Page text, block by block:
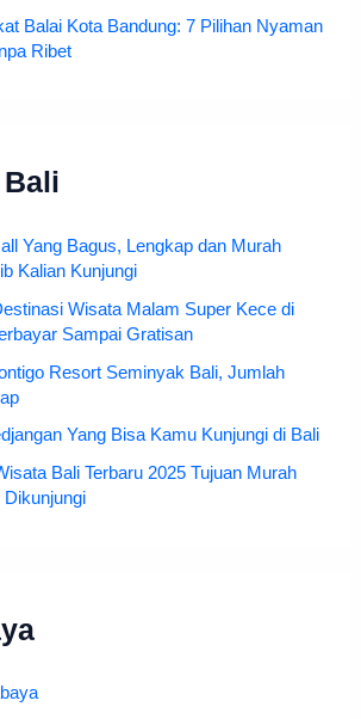
Balai Kota Bandung: 7 Pilihan Nyaman
Ribet
Yang Bagus, Lengkap dan Murah
Kalian Kunjungi
Wisata Malam Super Kece di
Sampai Gratisan
Resort Seminyak Bali, Jumlah
Yang Bisa Kamu Kunjungi di Bali
Bali Terbaru 2025 Tujuan Murah
Dikunjungi